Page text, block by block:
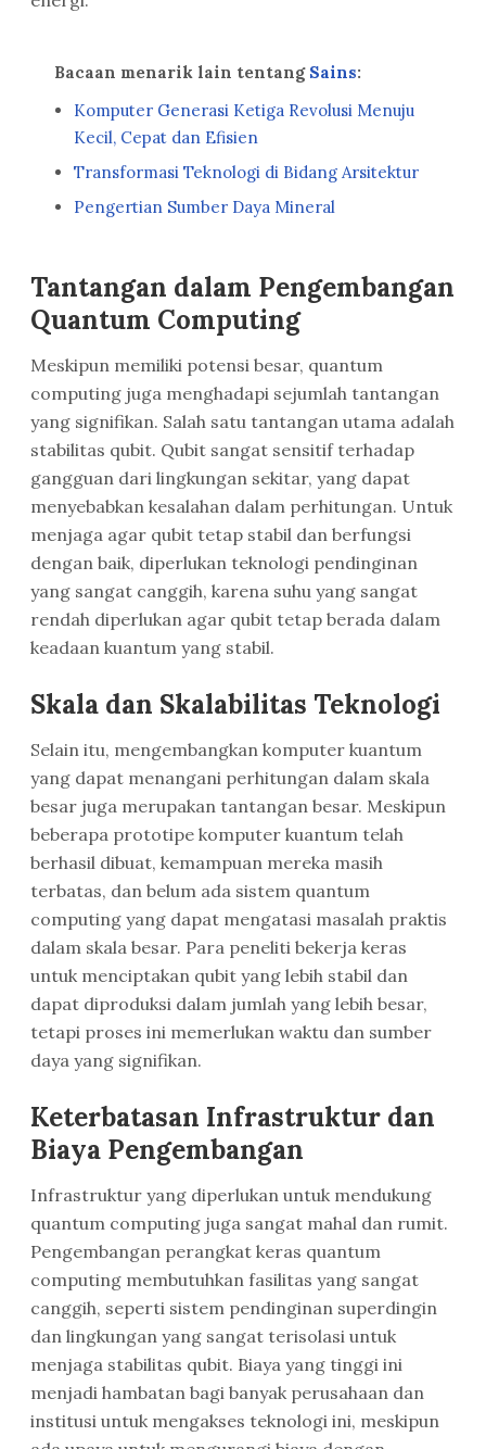
Bacaan menarik lain tentang Sains:
Komputer Generasi Ketiga Revolusi Menuju
Kecil, Cepat dan Efisien
Transformasi Teknologi di Bidang Arsitektur
Pengertian Sumber Daya Mineral
Tantangan dalam Pengembangan
Quantum Computing
Meskipun memiliki potensi besar, quantum
computing juga menghadapi sejumlah tantangan
yang signifikan. Salah satu tantangan utama adalah
stabilitas qubit. Qubit sangat sensitif terhadap
gangguan dari lingkungan sekitar, yang dapat
menyebabkan kesalahan dalam perhitungan. Untuk
menjaga agar qubit tetap stabil dan berfungsi
dengan baik, diperlukan teknologi pendinginan
yang sangat canggih, karena suhu yang sangat
rendah diperlukan agar qubit tetap berada dalam
keadaan kuantum yang stabil.
Skala dan Skalabilitas Teknologi
Selain itu, mengembangkan komputer kuantum
yang dapat menangani perhitungan dalam skala
besar juga merupakan tantangan besar. Meskipun
beberapa prototipe komputer kuantum telah
berhasil dibuat, kemampuan mereka masih
terbatas, dan belum ada sistem quantum
computing yang dapat mengatasi masalah praktis
dalam skala besar. Para peneliti bekerja keras
untuk menciptakan qubit yang lebih stabil dan
dapat diproduksi dalam jumlah yang lebih besar,
tetapi proses ini memerlukan waktu dan sumber
daya yang signifikan.
Keterbatasan Infrastruktur dan
Biaya Pengembangan
Infrastruktur yang diperlukan untuk mendukung
quantum computing juga sangat mahal dan rumit.
Pengembangan perangkat keras quantum
computing membutuhkan fasilitas yang sangat
canggih, seperti sistem pendinginan superdingin
dan lingkungan yang sangat terisolasi untuk
menjaga stabilitas qubit. Biaya yang tinggi ini
menjadi hambatan bagi banyak perusahaan dan
institusi untuk mengakses teknologi ini, meskipun